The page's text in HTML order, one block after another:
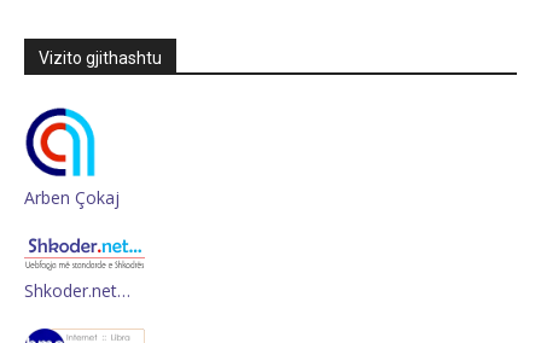
Vizito gjithashtu
Arben Çokaj
Shkoder.net…